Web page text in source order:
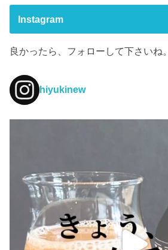
Instagram
良かったら、フォローして下さいね。
hiyukinew